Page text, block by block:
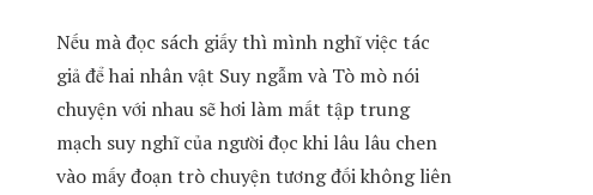
Nếu mà đọc sách giấy thì mình nghĩ việc tác
giả để hai nhân vật Suy ngẫm và Tò mò nói
chuyện với nhau sẽ hơi làm mất tập trung
mạch suy nghĩ của người đọc khi lâu lâu chen
vào mấy đoạn trò chuyện tương đối không liên